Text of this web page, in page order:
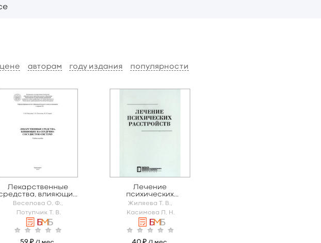
цене авторам году издания популярности
Лекарственные
влияющие
на сердечно-
Веселова О. Ф.,
Потупчик Т. В.
Лечение
психических
расстройств
Жиляева Т. В.,
Касимова Л. Н.